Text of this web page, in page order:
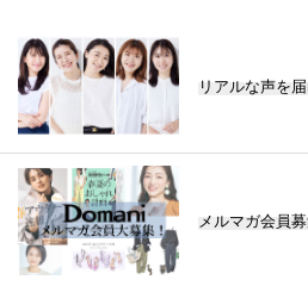
リアルな声を
メルマガ会員